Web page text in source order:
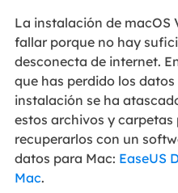
La instalación de macOS
fallar porque no hay
desconecta de internet.
que has perdido los
instalación se ha
estos archivos y carpetas
recuperarlos con un
datos para Mac: EaseUS
Mac.